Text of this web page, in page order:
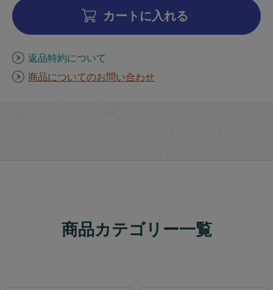
カートに入れる
返品特約について
商品についてのお問い合わせ
商品カテゴリー一覧